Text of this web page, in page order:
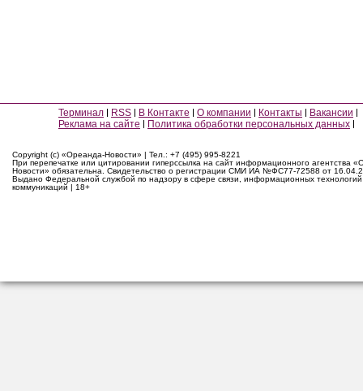
Терминал RSS В Контакте О компании Контакты
Вакансии
Реклама на сайте
Политика обработки персональных данных
Copyright (c) «Ореанда-Новости» | Тел.: +7 (495) 995-8221
При перепечатке или цитировании гиперссылка на сайт информационного агентства
Новости» обязательна. Свидетельство о регистрации СМИ ИА №ФС77-72588 от
Выдано Федеральной службой по надзору в сфере связи, информационных
коммуникаций | 18+